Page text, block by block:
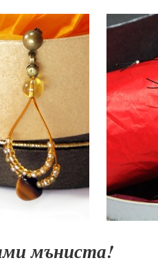
мъниста!